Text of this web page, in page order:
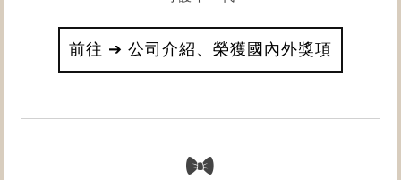
前往 ➔ 公司介紹、榮獲國內外獎項